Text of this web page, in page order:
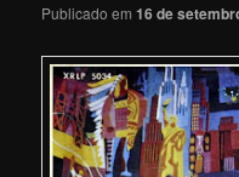
Publicado em16 de